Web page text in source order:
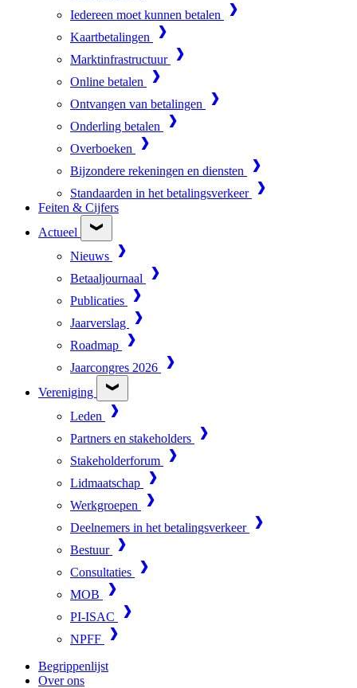
Iedereen moet kunnen betalen
Kaartbetalingen
Marktinfrastructuur
Online betalen
Ontvangen van betalingen
Onderling betalen
Overboeken
Bijzondere rekeningen en diensten
Standaarden in het betalingsverkeer
Feiten & Cijfers
Actueel
Nieuws
Betaaljournaal
Publicaties
Jaarverslag
Roadmap
Jaarcongres 2026
Vereniging
Leden
Partners en stakeholders
Stakeholderforum
Lidmaatschap
Werkgroepen
Deelnemers in het betalingsverkeer
Bestuur
Consultaties
MOB
PI-ISAC
NPFF
Begrippenlijst
Over ons